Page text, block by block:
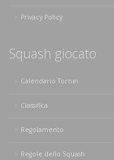
Privacy Policy
Squash giocato
Calendario Tornei
Classifica
Regolamento
Regole dello Squash